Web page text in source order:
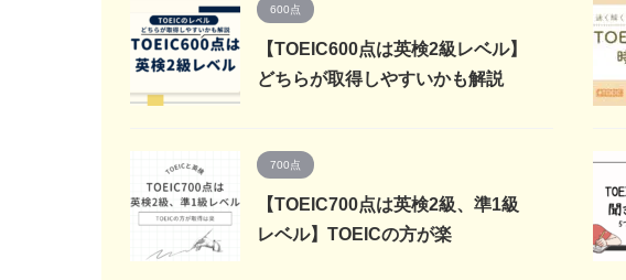
600点
【TOEIC600点は英検2級レベル】
どちらが取得しやすいかも解説
700点
【TOEIC700点は英検2級、準1級
レベル】TOEICの方が楽